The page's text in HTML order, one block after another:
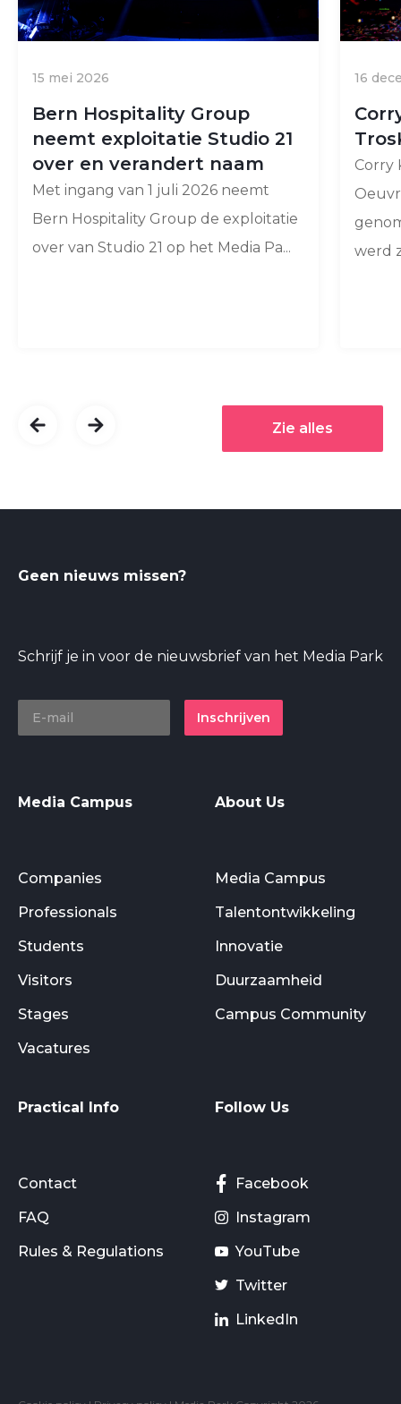
15 mei 2026
Bern Hospitality Group
neemt exploitatie Studio 21
over en verandert naam
Met ingang van 1 juli 2026 neemt
Bern Hospitality Group de exploitatie
over van Studio 21 op het Media Pa...
16
Corry
werd
Zie alles
Geen nieuws missen?
Schrijf je in voor de nieuwsbrief van het Media Park
Inschrijven
Media Campus
Companies
Professionals
Students
Visitors
Stages
Vacatures
About Us
Media Campus
Talentontwikkeling
Innovatie
Duurzaamheid
Campus Community
Practical Info
Contact
FAQ
Rules & Regulations
Follow Us
Facebook
Instagram
YouTube
Twitter
LinkedIn